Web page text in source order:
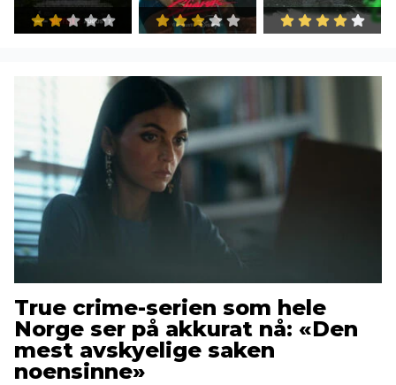
True crime-serien som hele
Norge ser på akkurat nå: «Den
mest avskyelige saken
noensinne»